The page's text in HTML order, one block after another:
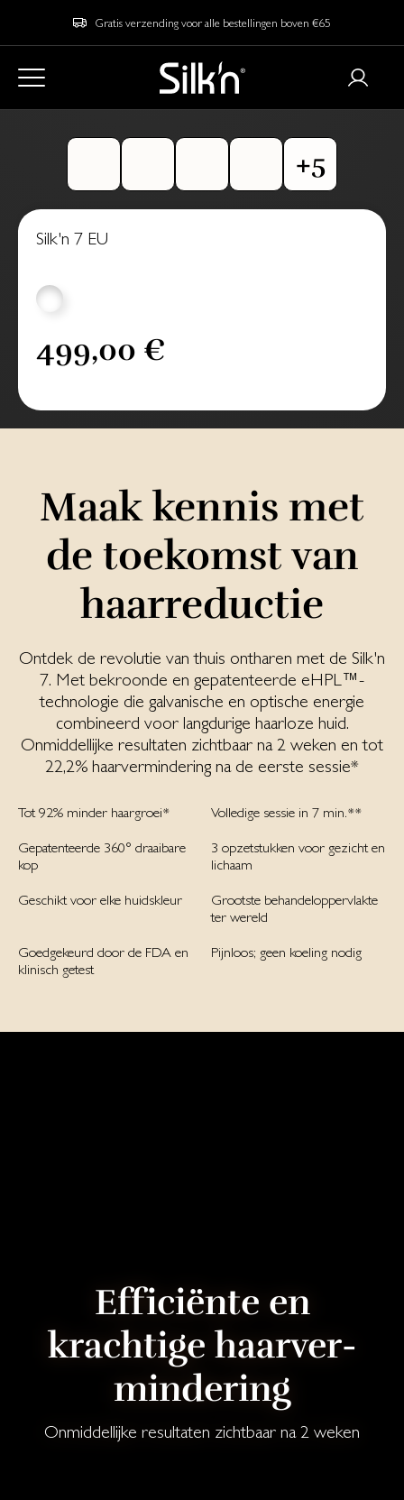
Gratis verzending voor alle bestellingen boven €65
Silk'n 7 EU
499,00 €
Maak kennis met
de toekomst van
haarreductie
Ontdek de revolutie van thuis ontharen met de Silk'n
7. Met bekroonde en gepatenteerde eHPL™-
technologie die galvanische en optische energie
combineerd voor langdurige haarloze huid.
Onmiddellijke resultaten zichtbaar na 2 weken en tot
22,2% haarvermindering na de eerste sessie*
Tot 92% minder haargroei* Volledige sessie in 7 min.**
Gepatenteerde 360° draaibare
kop
3 opzetstukken voor gezicht en
lichaam
Geschikt voor elke huidskleur
Grootste behandeloppervlakte
ter wereld
Goedgekeurd door de FDA en
klinisch getest
Pijnloos; geen koeling nodig
Ef­fi­ciënte en
krach­ti­ge haar­ver­
min­de­ring
Onmiddellijke resultaten zichtbaar na 2 weken